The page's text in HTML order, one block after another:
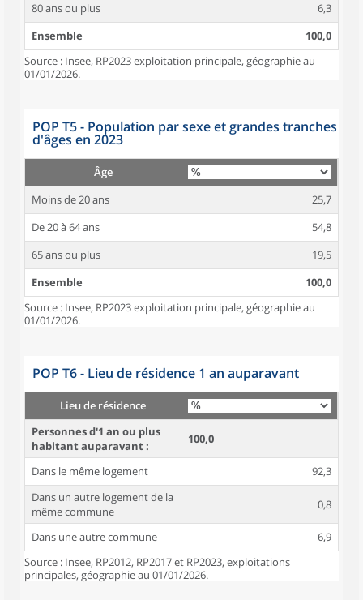
80 ans ou plus
6,3
Ensemble
100,0
Source : Insee, RP2023 exploitation principale, géographie au
01/01/2026.
POP T5 - Population par sexe et grandes tranches
d'âges en 2023
Âge
Moins de 20 ans
25,7
De 20 à 64 ans
54,8
65 ans ou plus
19,5
Ensemble
100,0
Source : Insee, RP2023 exploitation principale, géographie au
01/01/2026.
POP T6 - Lieu de résidence 1 an auparavant
Lieu de résidence
Personnes d'1 an ou plus
habitant auparavant :
100,0
Dans le même logement
92,3
Dans un autre logement de la
même commune
0,8
Dans une autre commune
6,9
Source : Insee, RP2012, RP2017 et RP2023, exploitations
principales, géographie au 01/01/2026.